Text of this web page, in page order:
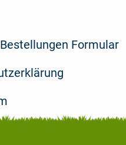
Formular